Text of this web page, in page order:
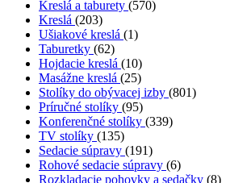
Kreslá a taburety (570)
Kreslá (203)
Ušiakové kreslá (1)
Taburetky (62)
Hojdacie kreslá (10)
Masážne kreslá (25)
Stolíky do obývacej izby (801)
Príručné stolíky (95)
Konferenčné stolíky (339)
TV stolíky (135)
Sedacie súpravy (191)
Rohové sedacie súpravy (6)
Rozkladacie pohovky a sedačky (8)